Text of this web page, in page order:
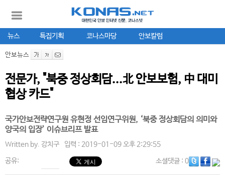
뉴스 특집기획 코나스마당 안보칼럼
안보뉴스
전문가, "북중 정상회담...北 안보보험, 中 대미
협상 카드"
국가안보전략연구원 유현정 선임연구위원, ‘북중 정상회담의 의미와
양국의 입장’ 이슈브리프 발표
Written by. 강치구 입력 : 2019-01-09 오후 2:29:55
공유: 소셜댓글: 0